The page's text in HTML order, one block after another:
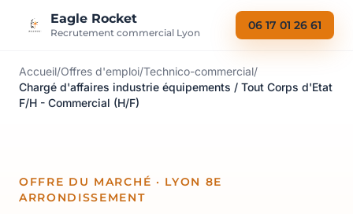
Eagle Rocket
Recrutement commercial Lyon
06 17 01 26 61
Accueil/Offres d'emploi/Technico-commercial/
Chargé d'affaires industrie équipements / Tout Corps d'Etat
F/H - Commercial (H/F)
OFFRE DU MARCHÉ · LYON 8E
ARRONDISSEMENT